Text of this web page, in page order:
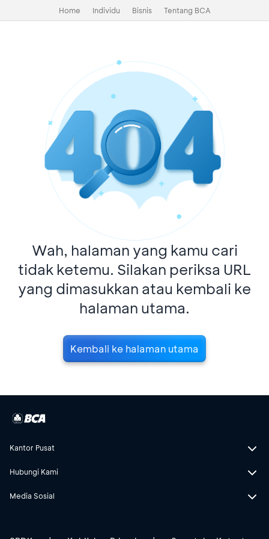
Home Individu Bisnis Tentang BCA
Wah, halaman yang kamu cari
tidak ketemu. Silakan periksa URL
yang dimasukkan atau kembali ke
halaman utama.
Kembali ke halaman utama
Kantor Pusat
Hubungi Kami
Media Sosial